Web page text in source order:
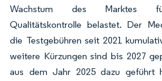
Wachstum des Marktes für
Qualitätskontrolle belastet. Der
die Testgebühren seit 2021
weitere Kürzungen sind bis 2027
aus dem Jahr 2025 dazu geführt